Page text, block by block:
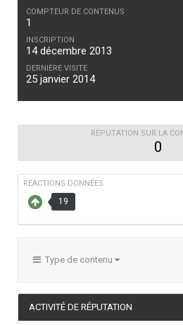
COMPTEUR DE CONTENUS
1
INSCRIPTION
14 décembre 2013
DERNIÈRE VISITE
25 janvier 2014
RÉPUTATION SUR LA
0
RÉACTIONS DONNÉES
19
Type de contenu
ACTIVITÉ DE RÉPUTATION